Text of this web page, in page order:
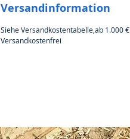
Versandinformation
Siehe Versandkostentabelle,ab 1.000 €
Versandkostenfrei